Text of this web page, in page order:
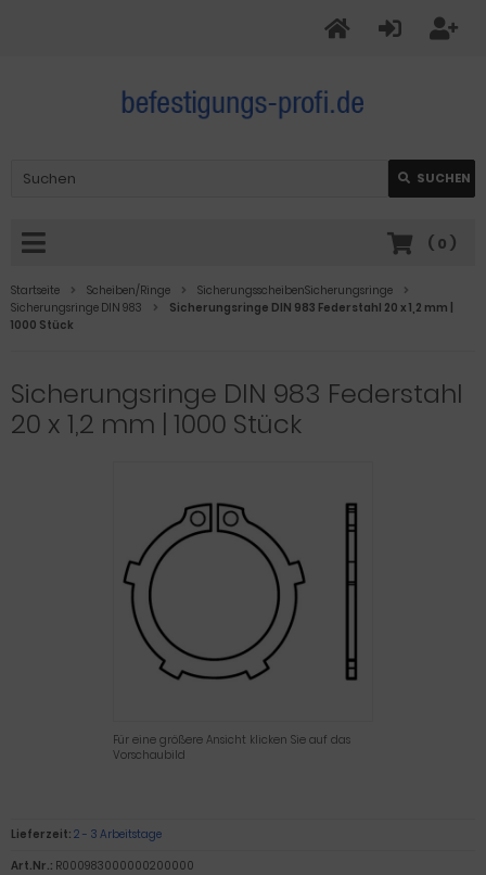
SUCHEN
( 0 )
Startseite Scheiben/Ringe
SicherungsscheibenSicherungsringe
Sicherungsringe DIN 983
Sicherungsringe DIN 983 Federstahl 20 x 1,2 mm |
1000 Stück
Sicherungsringe DIN 983 Federstahl
20 x 1,2 mm | 1000 Stück
Für eine größere Ansicht klicken Sie auf das
Vorschaubild
Lieferzeit: 2 - 3 Arbeitstage
Art.Nr.: R000983000000200000